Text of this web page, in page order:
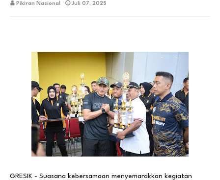
Pikiran Nasional Juli 07, 2025
GRESIK - Suasana kebersamaan menyemarakkan kegiatan